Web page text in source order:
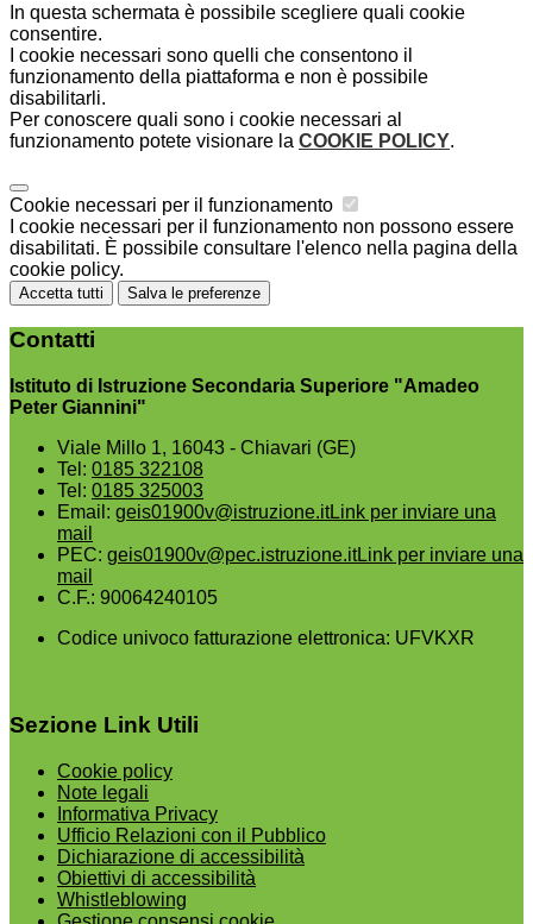
In questa schermata è possibile scegliere quali cookie
consentire.
I cookie necessari sono quelli che consentono il
funzionamento della piattaforma e non è possibile
disabilitarli.
Per conoscere quali sono i cookie necessari al
funzionamento potete visionare la COOKIE POLICY.
Cookie necessari per il funzionamento
I cookie necessari per il funzionamento non possono essere
disabilitati. È possibile consultare l'elenco nella pagina della
cookie policy.
Accetta tutti Salva le preferenze
Contatti
Istituto di Istruzione Secondaria Superiore "Amadeo
Peter Giannini"
Viale Millo 1, 16043 - Chiavari (GE)
Tel: 0185 322108
Tel: 0185 325003
Email: geis01900v@istruzione.itLink per inviare una
mail
PEC: geis01900v@pec.istruzione.itLink per inviare una
mail
C.F.: 90064240105
Codice univoco fatturazione elettronica: UFVKXR
Sezione Link Utili
Cookie policy
Note legali
Informativa Privacy
Ufficio Relazioni con il Pubblico
Dichiarazione di accessibilità
Obiettivi di accessibilità
Whistleblowing